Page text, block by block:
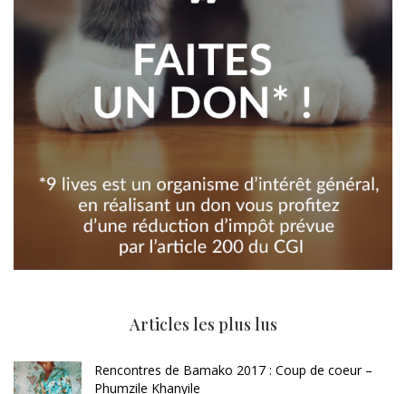
Articles les plus lus
Rencontres de Bamako 2017 : Coup de coeur –
Phumzile Khanyile